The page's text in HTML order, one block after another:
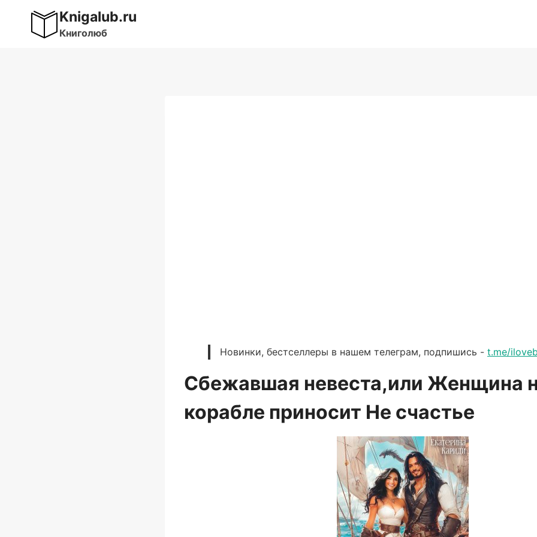
содержимому
Knigalub.ru
Книголюб
Новинки, бестселлеры в нашем телеграм, подпишись - t.me/
Сбежавшая невеста,или Женщина
корабле приносит Не счастье